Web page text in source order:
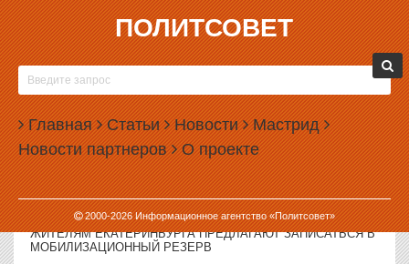
ПОЛИТСОВЕТ
Главная Статьи Новости Мастрид
Новости партнеров О проекте
2000-2026Информационное агентство «Политсовет»
05.08.2026, 11:53
В СВЕРДЛОВСКОЙ ОБЛАСТИ ОБЪЯВЛЕНА БЕСПИЛОТНАЯ
ОПАСНОСТЬ
В Свердловской области днем 5 августа 2026 года введен режим
беспилотной опасности. О введении режима свердловчан
оповестило МЧС. «Сохраняйте спокойствие. Зайдите в укрытие.
Держитесь дальше от...
05.08.2026, 11:05
ЖИТЕЛЯМ ЕКАТЕРИНБУРГА ПРЕДЛАГАЮТ ЗАПИСАТЬСЯ В
МОБИЛИЗАЦИОННЫЙ РЕЗЕРВ